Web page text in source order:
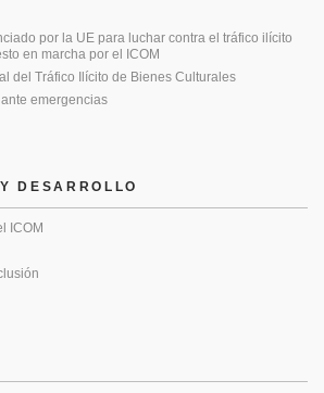
por la UE para luchar contra el tráfico ilícito
en marcha por el ICOM
del Tráfico Ilícito de Bienes Culturales
emergencias
DESARROLLO
ICOM